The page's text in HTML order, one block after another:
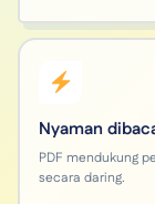
Nyaman
PDF mendukung
secara daring.